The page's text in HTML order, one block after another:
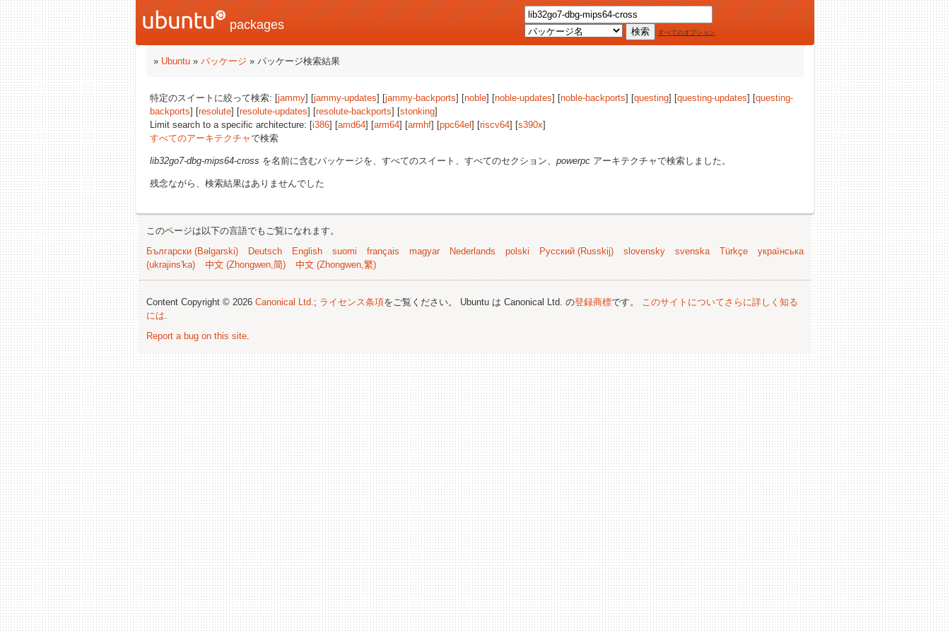
packages
すべてのオプション
» Ubuntu » パッケージ » パッケージ検索結果
特定のスイートに絞って検索: [jammy] [jammy-updates] [jammy-backports] [noble] [noble-updates] [noble-backports] [questing] [questing-updates] [questing-
backports] [resolute] [resolute-updates] [resolute-backports] [stonking]
Limit search to a specific architecture: [i386] [amd64] [arm64] [armhf] [ppc64el ] [riscv64] [s390x]
すべてのアーキテクチャで検索
lib32go7-dbg-mips64-cross を名前に含むパッケージを、すべてのスイート、すべてのセクション、 powerpc アーキテクチャで検索しました。
残念ながら、検索結果はありませんでした
このページは以下の言語でもご覧になれます。
Български (Bəlgarski)
Deutsch English suomi français magyar Nederlands polski Русский (Russkij) slovensky svenska Türkçe
українська
(ukrajins'ka)
中文 (Zhongwen,简) 中文 (Zhongwen,繁)
Content Copyright © 2026 Canonical Ltd.; ライセンス条項をご覧ください。 Ubuntu は Canonical Ltd. の登録商標です。 このサイトについてさらに詳しく知る
には.
Report a bug on this site.